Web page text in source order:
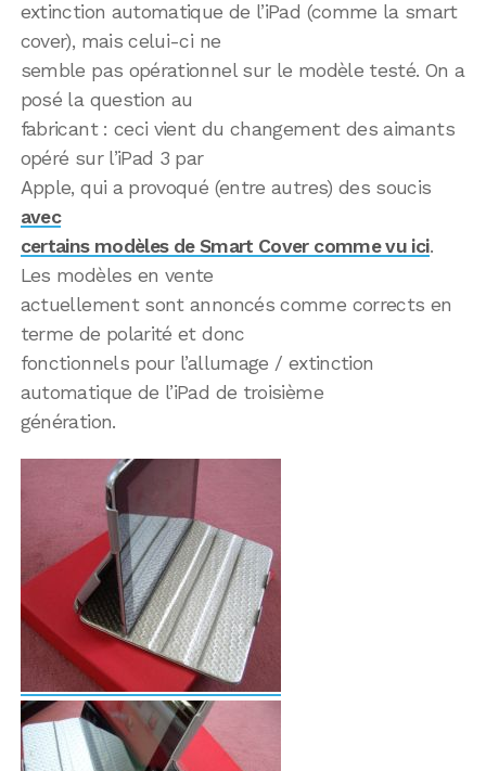
extinction automatique de l’iPad (comme la smart
cover), mais celui-ci ne
semble pas opérationnel sur le modèle testé. On a
posé la question au
fabricant : ceci vient du changement des aimants
opéré sur l’iPad 3 par
Apple, qui a provoqué (entre autres) des soucis
avec
certains modèles de Smart Cover comme vu ici.
Les modèles en vente
actuellement sont annoncés comme corrects en
terme de polarité et donc
fonctionnels pour l’allumage / extinction
automatique de l’iPad de troisième
génération.